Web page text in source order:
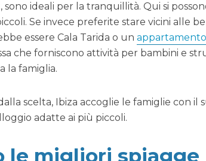
sono ideali per la tranquillità. Qui si
Se invece preferite stare vicini alle
essere Cala Tarida o un
che forniscono attività per bambini e
la famiglia.
scelta, Ibiza accoglie le famiglie con il
adatte ai più piccoli.
le migliori